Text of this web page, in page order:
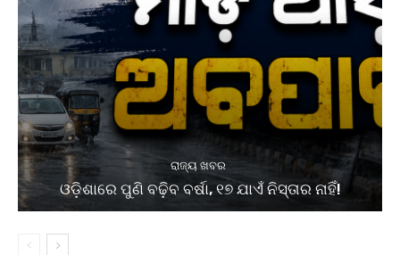
ରାଜ୍ୟ ଖବର
ଓଡ଼ିଶାରେ ପୁଣି ବଢ଼ିବ ବର୍ଷା, ୧୭ ଯାଏଁ ନିସ୍ତାର ନାହିଁ!